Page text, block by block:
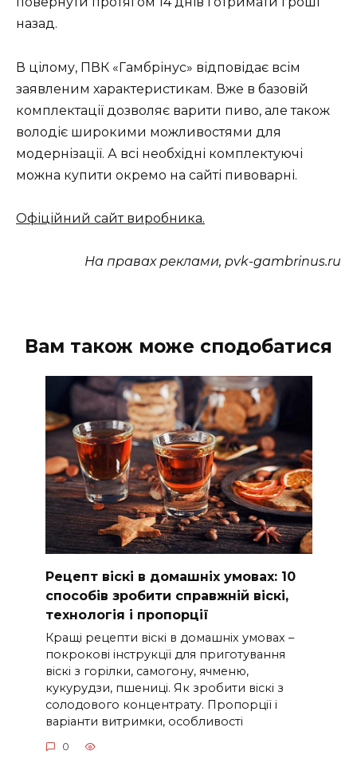
назад.
В цілому, ПВК «Гамбрінус» відповідає всім
заявленим характеристикам. Вже в базовій
комплектації дозволяє варити пиво, але також
володіє широкими можливостями для
модернізації. А всі необхідні комплектуючі
можна купити окремо на сайті пивоварні.
Офіційний сайт виробника.
На правах реклами, pvk-gambrinus.ru
Вам також може сподобатися
Рецепт віскі в домашніх умовах: 10
способів зробити справжній віскі,
технологія і пропорції
Кращі рецепти віскі в домашніх умовах –
покрокові інструкції для приготування
віскі з горілки, самогону, ячменю,
кукурудзи, пшениці. Як зробити віскі з
солодового концентрату. Пропорції і
варіанти витримки, особливості
0